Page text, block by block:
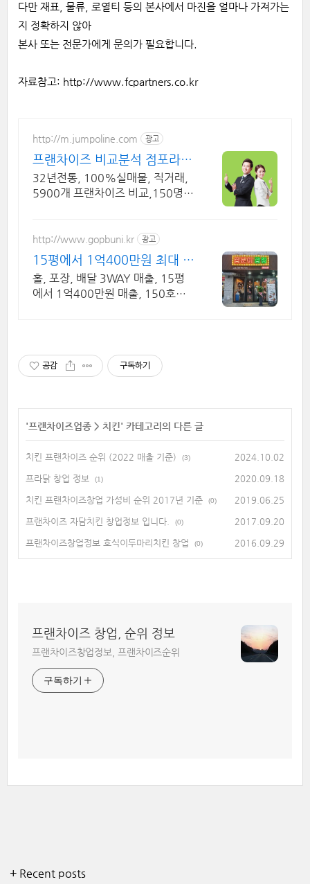
다만 재표, 물류, 로열티 등의 본사에서 마진을 얼마나 가져가는
지 정확하지 않아
본사 또는 전문가에게 문의가 필요합니다.
자료참고: http://www.fcpartners.co.kr
http://m.jumpoline.com 광고
프랜차이즈 비교분석 점포라인
빠른 직거래 & 안전중개거래
32년전통, 100%실매물, 직거래,
5900개 프랜차이즈 비교,150명
http://www.gopbuni.kr 광고
15평에서 1억400만원 최대 3
천만원 대출지원!
홀, 포장, 배달 3WAY 매출, 15평
에서 1억400만원 매출, 150호점
공감 구독하기
'프랜차이즈업종 > 치킨' 카테고리의 다른 글
치킨 프랜차이즈 순위 (2022 매출 기준) (3) 2024.10.02
프라닭 창업 정보 (1) 2020.09.18
치킨 프랜차이즈창업 가성비 순위 2017년 기준 (0) 2019.06.25
프랜차이즈 자담치킨 창업정보 입니다. (0) 2017.09.20
프랜차이즈창업정보 호식이두마리치킨 창업 (0) 2016.09.29
프랜차이즈 창업, 순위 정보
프랜차이즈창업정보, 프랜차이즈순위
구독하기
+ Recent posts